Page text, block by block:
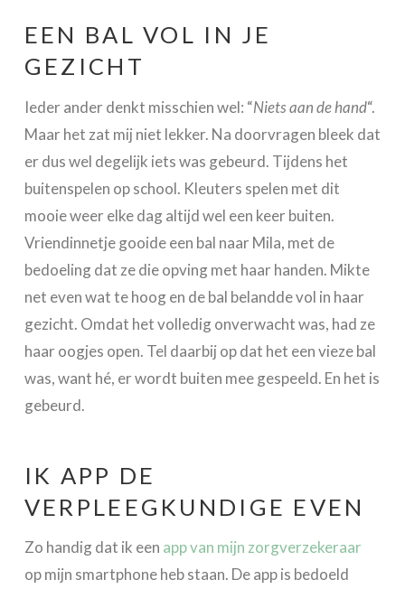
EEN BAL VOL IN JE
GEZICHT
Ieder ander denkt misschien wel: “Niets aan de hand“.
Maar het zat mij niet lekker. Na doorvragen bleek dat
er dus wel degelijk iets was gebeurd. Tijdens het
buitenspelen op school. Kleuters spelen met dit
mooie weer elke dag altijd wel een keer buiten.
Vriendinnetje gooide een bal naar Mila, met de
bedoeling dat ze die opving met haar handen. Mikte
net even wat te hoog en de bal belandde vol in haar
gezicht. Omdat het volledig onverwacht was, had ze
haar oogjes open. Tel daarbij op dat het een vieze bal
was, want hé, er wordt buiten mee gespeeld. En het is
gebeurd.
IK APP DE
VERPLEEGKUNDIGE EVEN
Zo handig dat ik een app van mijn zorgverzekeraar
op mijn smartphone heb staan. De app is bedoeld